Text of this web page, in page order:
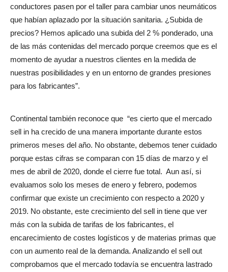
conductores pasen por el taller para cambiar unos neumáticos
que habían aplazado por la situación sanitaria. ¿Subida de
precios? Hemos aplicado una subida del 2 % ponderado, una
de las más contenidas del mercado porque creemos que es el
momento de ayudar a nuestros clientes en la medida de
nuestras posibilidades y en un entorno de grandes presiones
para los fabricantes”.
Continental también reconoce que “es cierto que el mercado
sell in ha crecido de una manera importante durante estos
primeros meses del año. No obstante, debemos tener cuidado
porque estas cifras se comparan con 15 días de marzo y el
mes de abril de 2020, donde el cierre fue total. Aun así, si
evaluamos solo los meses de enero y febrero, podemos
confirmar que existe un crecimiento con respecto a 2020 y
2019. No obstante, este crecimiento del sell in tiene que ver
más con la subida de tarifas de los fabricantes, el
encarecimiento de costes logísticos y de materias primas que
con un aumento real de la demanda. Analizando el sell out
comprobamos que el mercado todavía se encuentra lastrado